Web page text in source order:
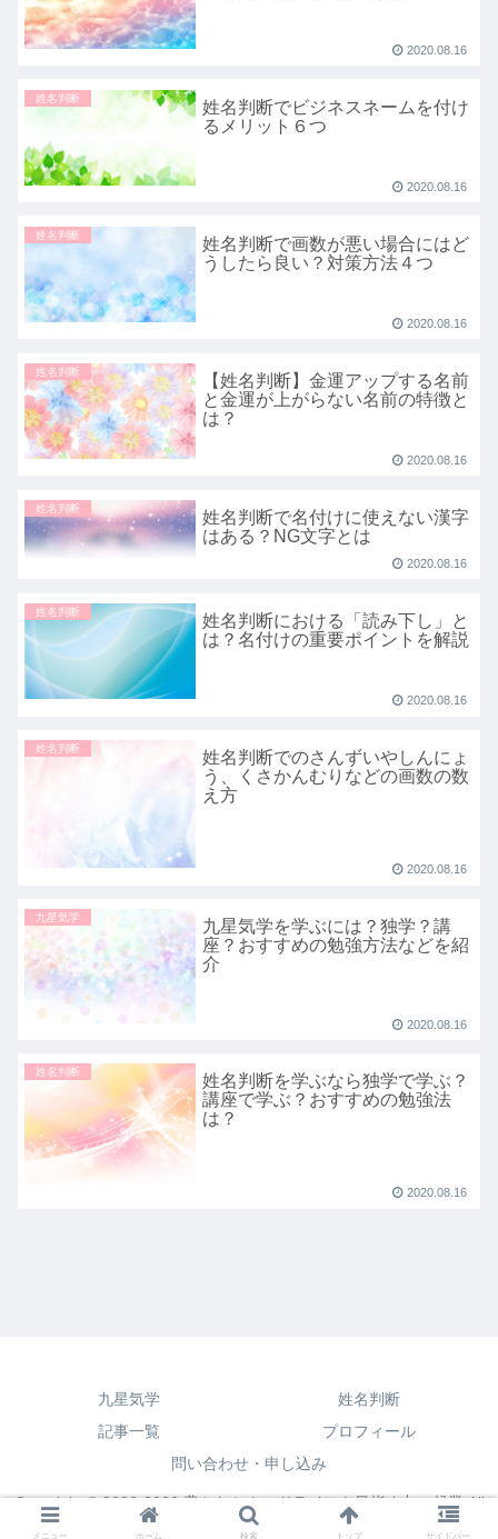
2020.08.16
姓名判断
姓名判断でビジネスネームを付け
るメリット６つ
2020.08.16
姓名判断
姓名判断で画数が悪い場合にはど
うしたら良い？対策方法４つ
2020.08.16
姓名判断
【姓名判断】金運アップする名前
と金運が上がらない名前の特徴と
は？
2020.08.16
姓名判断
姓名判断で名付けに使えない漢字
はある？NG文字とは
2020.08.16
姓名判断
姓名判断における「読み下し」と
は？名付けの重要ポイントを解説
2020.08.16
姓名判断
姓名判断でのさんずいやしんにょ
う、くさかんむりなどの画数の数
え方
2020.08.16
九星気学
九星気学を学ぶには？独学？講
座？おすすめの勉強方法などを紹
介
2020.08.16
姓名判断
姓名判断を学ぶなら独学で学ぶ？
講座で学ぶ？おすすめの勉強法
は？
2020.08.16
九星気学
姓名判断
記事一覧
プロフィール
問い合わせ・申し込み
Copyright © 2020-2026 豊かなセカンドライフを目指す占い起業 All
Rights Reserved.
メニュー ホーム 検索 トップ サイドバー